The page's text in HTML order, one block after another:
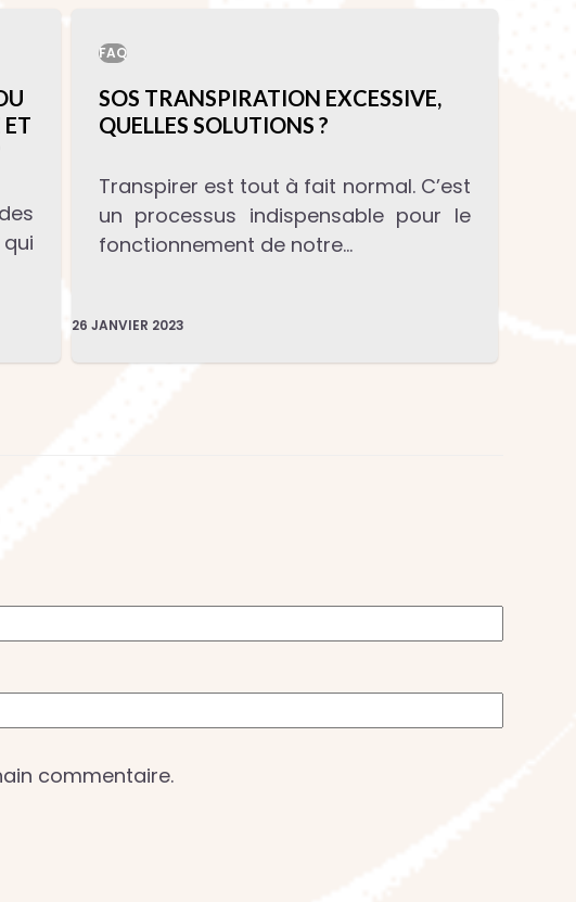
ET
FAQ
SOS TRANSPIRATION EXCESSIVE,
QUELLES SOLUTIONS ?
Transpirer est tout à fait normal. C’est
un processus indispensable pour le
fonctionnement de notre…
26 JANVIER 2023
commentaire.